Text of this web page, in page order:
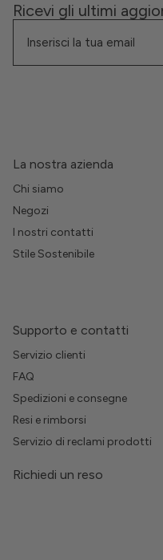
Ricevi gli ultimi
La nostra azienda
Chi siamo
Negozi
I nostri contatti
Stile Sostenibile
Supporto e contatti
Servizio clienti
FAQ
Spedizioni e consegne
Resi e rimborsi
Servizio di reclami prodotti
Richiedi un reso